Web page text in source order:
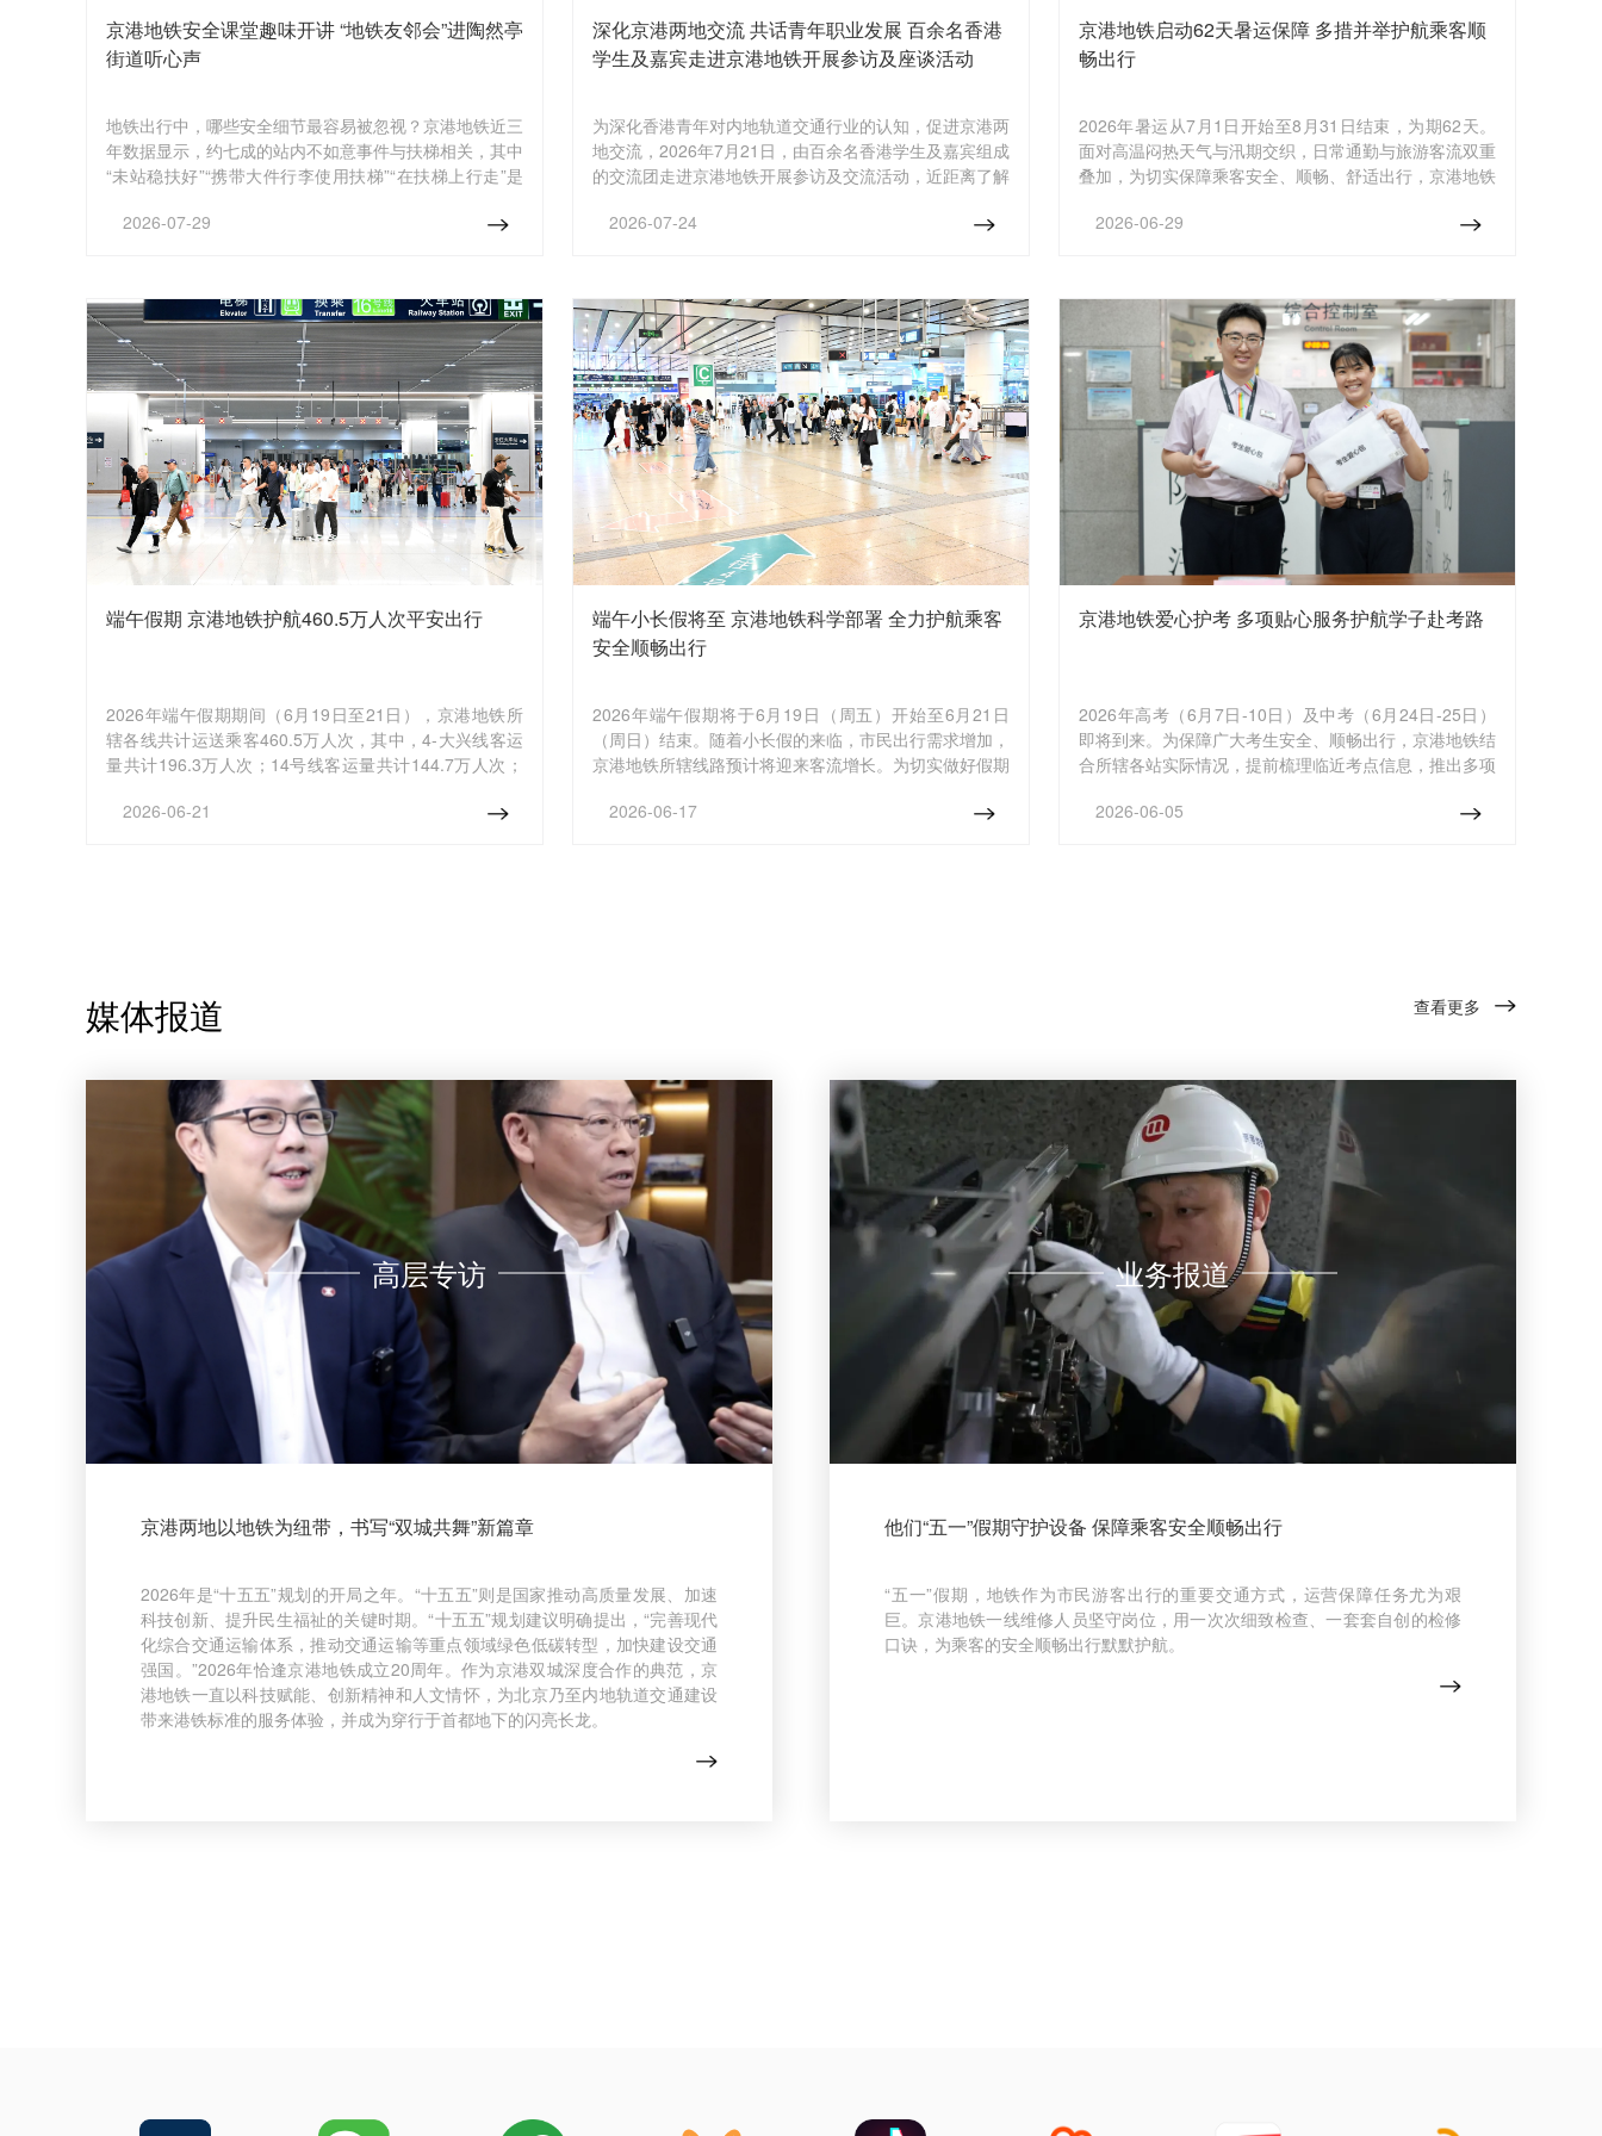
京港地铁安全课堂趣味开讲 “地铁友邻会”进陶然亭
街道听心声
地铁出行中，哪些安全细节最容易被忽视？京港地铁近三
年数据显示，约七成的站内不如意事件与扶梯相关，其中
“未站稳扶好”“携带大件行李使用扶梯”“在扶梯上行走”是
月29日，京港地铁走进陶然亭街道，围绕“安全乘梯
铁安全知识；与此同时，举办“地铁友邻会”，在与居民的
交流与沟通中聆听建议，以持续优化出行服务。
2026-07-29
深化京港两地交流 共话青年职业发展 百余名香港
学生及嘉宾走进京港地铁开展参访及座谈活动
为深化香港青年对内地轨道交通行业的认知，促进京港两
地交流，2026年7月21日，由百余名香港学生及嘉宾组成
的交流团走进京港地铁开展参访及交流活动，近距离了解
2026-07-24
京港地铁启动62天暑运保障 多措并举护航乘客顺
畅出行
2026年暑运从7月1日开始至8月31日结束，为期62天。
面对高温闷热天气与汛期交织，日常通勤与旅游客流双重
叠加，为切实保障乘客安全、顺畅、舒适出行，京港地铁
导、优质服务、安全防汛等多维度发力，全面启动“暑运
2026-06-29
端午假期 京港地铁护航460.5万人次平安出行
2026年端午假期期间（6月19日至21日），京港地铁所
辖各线共计运送乘客460.5万人次，其中，4-大兴线客运
量共计196.3万人次；14号线客运量共计144.7万人次；
万人次。
2026-06-21
端午小长假将至 京港地铁科学部署 全力护航乘客
安全顺畅出行
2026年端午假期将于6月19日（周五）开始至6月21日
（周日）结束。随着小长假的来临，市民出行需求增加，
京港地铁所辖线路预计将迎来客流增长。为切实做好假期
运组织，全力保障乘客安全、顺畅出行。
2026-06-17
京港地铁爱心护考 多项贴心服务护航学子赴考路
2026年高考（6月7日-10日）及中考（6月24日-25日）
即将到来。为保障广大考生安全、顺畅出行，京港地铁结
合所辖各站实际情况，提前梳理临近考点信息，推出多项
2026-06-05
媒体报道 查看更多
高层专访
京港两地以地铁为纽带，书写“双城共舞”新篇章
2026年是“十五五”规划的开局之年。“十五五”则是国家推动高质量发展、加速
科技创新、提升民生福祉的关键时期。“十五五”规划建议明确提出，“完善现代
化综合交通运输体系，推动交通运输等重点领域绿色低碳转型，加快建设交通
强国。”2026年恰逢京港地铁成立20周年。作为京港双城深度合作的典范，京
港地铁一直以科技赋能、创新精神和人文情怀，为北京乃至内地轨道交通建设
带来港铁标准的服务体验，并成为穿行于首都地下的闪亮长龙。
业务报道
他们“五一”假期守护设备 保障乘客安全顺畅出行
“五一”假期，地铁作为市民游客出行的重要交通方式，运营保障任务尤为艰
巨。京港地铁一线维修人员坚守岗位，用一次次细致检查、一套套自创的检修
口诀，为乘客的安全顺畅出行默默护航。